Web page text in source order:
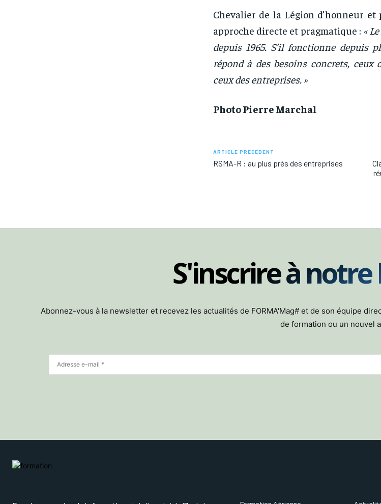
Chevalier de la Légion d’honneur
approche directe et pragmatique : «
depuis 1965. S’il fonctionne depuis
répond à des besoins concrets, ceux
ceux des entreprises. »
Photo Pierre Marchal
ARTICLE PRÉCÉDENT
RSMA-R : au plus près des entreprises
S'inscrire à
Abonnez-vous à la newsletter et recevez les actualités de FORMA'Mag# et de son équipe
de formation ou un nouvel